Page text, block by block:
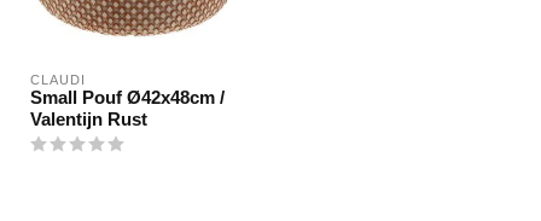
CLAUDI
Small Pouf Ø42x48cm /
Valentijn Rust